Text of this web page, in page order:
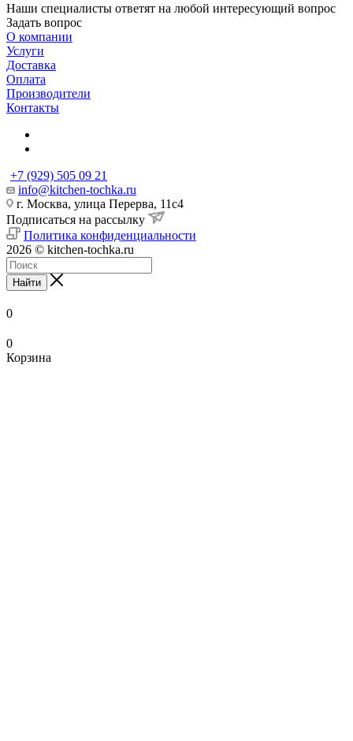
Наши специалисты ответят на любой интересующий вопрос
Задать вопрос
О компании
Услуги
Доставка
Оплата
Производители
Контакты
+7 (929) 505 09 21
info@kitchen-tochka.ru
г. Москва, улица Перерва, 11с4
Подписаться на рассылку
Политика конфиденциальности
2026 © kitchen-tochka.ru
Найти
0
0
Корзина